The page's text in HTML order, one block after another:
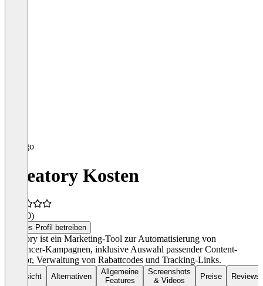
Kreatory Kosten
(10)
Dieses Profil betreiben
Kreatory ist ein Marketing-Tool zur Automatisierung von
Influencer-Kampagnen, inklusive Auswahl passender Content-
Creator, Verwaltung von Rabattcodes und Tracking-Links.
Übersicht Alternativen
Allgemeine
Features
Screenshots
& Videos
Preise Reviews